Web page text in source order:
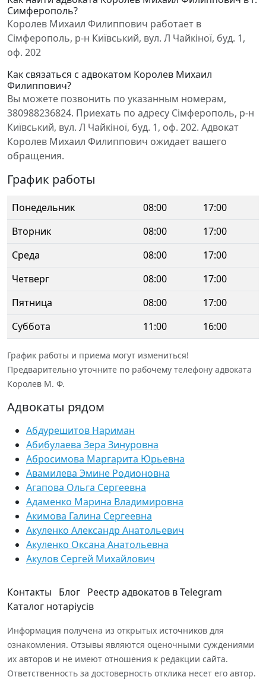
Симферополь?
Королев Михаил Филиппович работает в
Сімферополь, р-н Київський, вул. Л Чайкіної, буд. 1,
оф. 202
Как связаться с адвокатом Королев Михаил
Филиппович?
Вы можете позвонить по указанным номерам,
380988236824. Приехать по адресу Сімферополь, р-н
Київський, вул. Л Чайкіної, буд. 1, оф. 202. Адвокат
Королев Михаил Филиппович ожидает вашего
обращения.
График работы
Понедельник 08:00
17:00
Вторник
08:00
17:00
Среда
08:00
17:00
Четверг
08:00
17:00
Пятница
08:00
17:00
Суббота
11:00 16:00
График работы и приема могут измениться!
Предварительно уточните по рабочему телефону адвоката
Королев М. Ф.
Адвокаты рядом
Абдурешитов Нариман
Абибулаева Зера Зинуровна
Абросимова Маргарита Юрьевна
Авамилева Эмине Родионовна
Агапова Ольга Сергеевна
Адаменко Марина Владимировна
Акимова Галина Сергеевна
Акуленко Александр Анатольевич
Акуленко Оксана Анатольевна
Акулов Сергей Михайлович
Контакты Блог Реестр адвокатов в Telegram
Каталог нотаріусів
Информация получена из открытых источников для
ознакомления. Отзывы являются оценочными суждениями
их авторов и не имеют отношения к редакции сайта.
Ответственность за достоверность отклика несет его автор.